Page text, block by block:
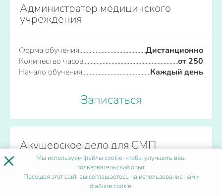
Администратор медицинского
учреждения
Форма обучения
Дистанционно
Количество часов
от 250
Начало обучения
Каждый день
Записаться
Акушерское дело для СМП
Форма обучения
Дистанционно
× Мы используемфайлы cookie, чтобы улучшить ваш
пользовательский опыт.
Посещая этот сайт, вы соглашаетесь на использование нами
файлов cookie.